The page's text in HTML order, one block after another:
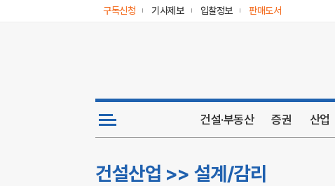
구독신청 기사제보 입찰정보 판매도서
건설·부동산 증권 산업
건설산업 >> 설계/감리